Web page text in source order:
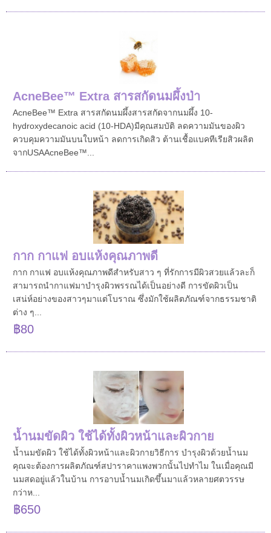
AcneBee™ Extra สารสกัดนมผึ้งป่า
AcneBee™ Extra สารสกัดนมผึ้งสารสกัดจากนมผึ้ง 10-
hydroxydecanoic acid (10-HDA) มีคุณสมบัติ ลดความมันของผิว
ควบคุมความมันบนใบหน้า ลดการเกิดสิว ต้านเชื้อแบคทีเรียสิวผลิต
จากUSAAcneBee™...
กาก กาแฟ อบแห้งคุณภาพดี
กาก กาแฟ อบแห้งคุณภาพดีสำหรับสาว ๆ ที่รักการมีผิวสวยแล้วละก็
สามารถนำกาแฟมาบำรุงผิวพรรณได้เป็นอย่างดี การขัดผิวเป็น
เสน่ห์อย่างของสาวๆมาแต่โบราณ ซึ่งมักใช้ผลิตภัณฑ์จากธรรมชาติ
ต่าง ๆ...
฿80
น้ำนมขัดผิว ใช้ได้ทั้งผิวหน้าและผิวกาย
น้ำนมขัดผิว ใช้ได้ทั้งผิวหน้าและผิวกายวิธีการ บำรุงผิวด้วยน้ำนม
คุณจะต้องการผลิตภัณฑ์สปาราคาแพงพวกนั้นไปทำไม ในเมื่อคุณมี
นมสดอยู่แล้วในบ้าน การอาบน้ำนมเกิดขึ้นมาแล้วหลายศตวรรษ
กว่าห...
฿650